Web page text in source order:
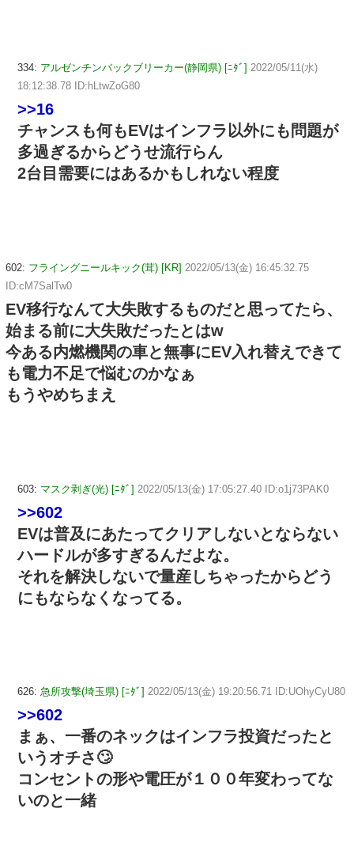
334: アルゼンチンバックブリーカー(静岡県) [ﾆﾀﾞ] 2022/05/11(水)
18:12:38.78 ID:hLtwZoG80
>>16
チャンスも何もEVはインフラ以外にも問題が
多過ぎるからどうせ流行らん
2台目需要にはあるかもしれない程度
602: フライングニールキック(茸) [KR] 2022/05/13(金) 16:45:32.75
ID:cM7SalTw0
EV移行なんて大失敗するものだと思ってたら、
始まる前に大失敗だったとはw
今ある内燃機関の車と無事にEV入れ替えできて
も電力不足で悩むのかなぁ
もうやめちまえ
603: マスク剥ぎ(光) [ﾆﾀﾞ] 2022/05/13(金) 17:05:27.40 ID:o1j73PAK0
>>602
EVは普及にあたってクリアしないとならない
ハードルが多すぎるんだよな。
それを解決しないで量産しちゃったからどう
にもならなくなってる。
626: 急所攻撃(埼玉県) [ﾆﾀﾞ] 2022/05/13(金) 19:20:56.71 ID:UOhyCyU80
>>602
まぁ、一番のネックはインフラ投資だったと
いうオチさ🙄
コンセントの形や電圧が１００年変わってな
いのと一緒